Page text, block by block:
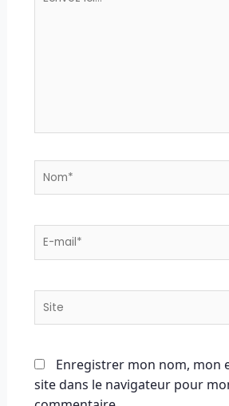
Nom*
E-
Site
Enregistrer mon nom, mon
site dans le navigateur pour